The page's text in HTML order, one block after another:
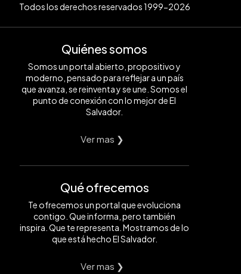
Todos los derechos reservados 1999-2026
Quiénes somos
Somos un portal abierto, propositivo y
moderno, pensado para reflejar a un país
que avanza, se reinventa y se une. Somos el
punto de conexión con lo mejor de El
Salvador.
Ver mas ❯
Qué ofrecemos
Te ofrecemos un portal que evoluciona
contigo. Que informa, pero también
inspira. Que te representa. Mostramos de lo
que está hecho El Salvador.
Ver mas ❯